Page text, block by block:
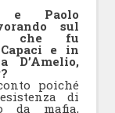
e Paolo
sul
che fu
e in
poiché
di
da mafia,